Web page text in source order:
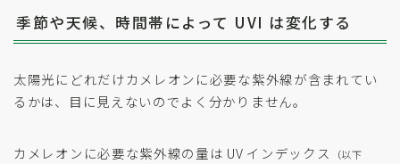
季節や天候、時間帯によって UVI は変化する
太陽光にどれだけカメレオンに必要な紫外線が含まれてい
るかは、目に見えないのでよく分かりません。
カメレオンに必要な紫外線の量は UV インデックス
（以下